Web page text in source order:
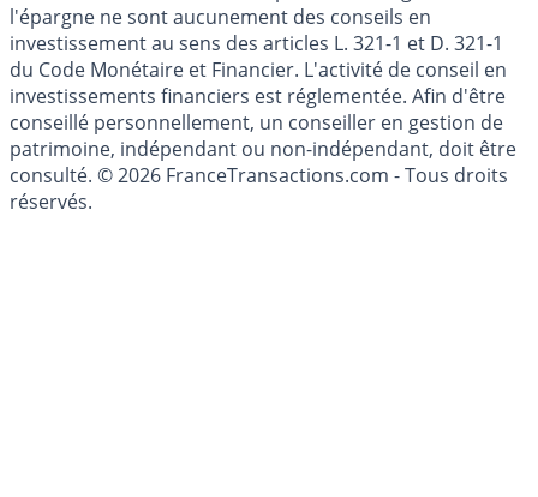
Les articles et commentaires publiés sur le guide de
l'épargne ne sont aucunement des conseils en
investissement au sens des articles L. 321-1 et D. 321-1
du Code Monétaire et Financier. L'activité de conseil en
investissements financiers est réglementée. Afin d'être
conseillé personnellement, un conseiller en gestion de
patrimoine, indépendant ou non-indépendant, doit être
consulté. © 2026 FranceTransactions.com - Tous droits